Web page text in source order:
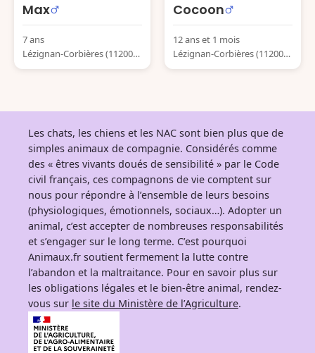
Max
7 ans
Lézignan-Corbières (11200)
France
Cocoon
12 ans et 1 mois
Lézignan-Corbières (11200)
France
Les chats, les chiens et les NAC sont bien plus que de
simples animaux de compagnie. Considérés comme
des « êtres vivants doués de sensibilité » par le Code
civil français, ces compagnons de vie comptent sur
nous pour répondre à l’ensemble de leurs besoins
(physiologiques, émotionnels, sociaux…). Adopter un
animal, c’est accepter de nombreuses responsabilités
et s’engager sur le long terme. C’est pourquoi
Animaux.fr soutient fermement la lutte contre
l’abandon et la maltraitance. Pour en savoir plus sur
les obligations légales et le bien-être animal, rendez-
vous sur le site du Ministère de l’Agriculture.